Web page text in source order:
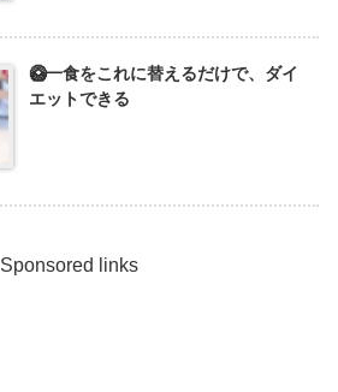
🥝一食をこれに替えるだけで、ダイ
エットできる
Sponsored links